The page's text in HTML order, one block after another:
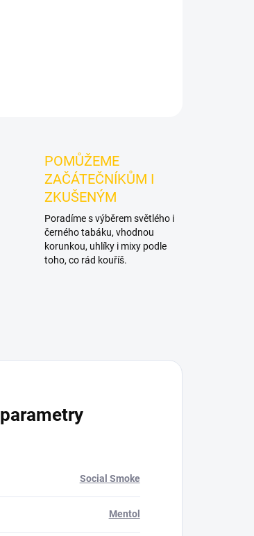
POMŮŽEME
ZAČÁTEČNÍKŮM I
ZKUŠENÝM
Poradíme s výběrem světlého i
černého tabáku, vhodnou
korunkou, uhlíky i mixy podle
toho, co rád kouříš.
Social Smoke
Mentol